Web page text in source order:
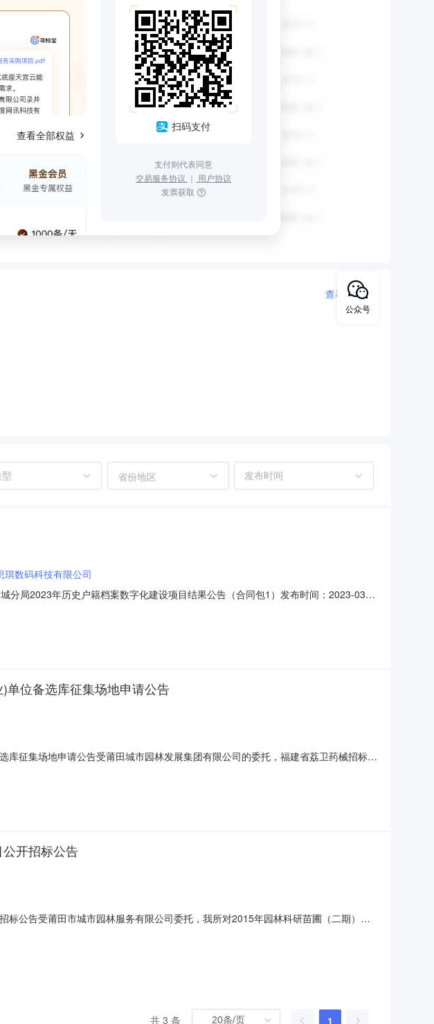
查看全部权益
扫码支付
支付则代表同意
交易服务协议 ｜ 用户协议
发票获取
查看更多
省份地区
琪数码科技有限公司
局2023年历史户籍档案数字化建设项目结果公告（合同包1）发布时间：2023-03-
市西城区新街口外大街8号5幢407号729,000.00
单位备选库征集场地申请公告
征集场地申请公告受莆田城市园林发展集团有限公司的委托，福建省荔卫药械招标服
开招标公告
公告受莆田市城市园林服务有限公司委托，我所对2015年园林科研苗圃（二期）苗
下载。4、招标单位不组织集中答疑，投标人对本次招标活动事项提出疑问的，请在
共 3 条 1
公众号